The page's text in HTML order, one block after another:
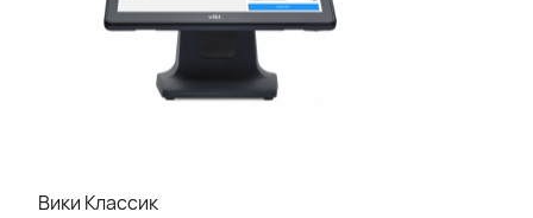
Вики Классик